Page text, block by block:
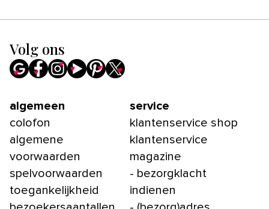
Volg ons
algemeen
colofon
algemene
voorwaarden
spelvoorwaarden
toegankelijkheid
service
klantenservice shop
klantenservice
magazine
- bezorgklacht
indienen